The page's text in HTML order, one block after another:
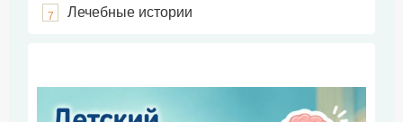
7 Лечебные истории